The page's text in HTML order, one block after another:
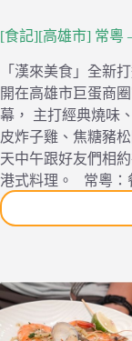
[食記][高雄市] 常粵
「漢來美食」全新
開在高雄市巨蛋商
幕， 主打經典燒味
皮炸子雞、焦糖豬
天中午跟好友們相
港式料理。 常粵：